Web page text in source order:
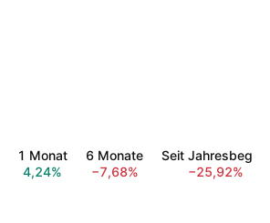
1 Monat
4,24%
6 Monate
−7,68%
Seit Jahresbeginn
−25,92%